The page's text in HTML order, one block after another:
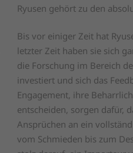
Ryusen gehört zu den
Bis vor einiger Zeit hat
letzter Zeit haben sie sich
die Forschung im Bereich
investiert und sich das
Engagement, ihre
entscheiden, sorgen dafür,
Ansprüchen an ein
vom Schmieden bis zum